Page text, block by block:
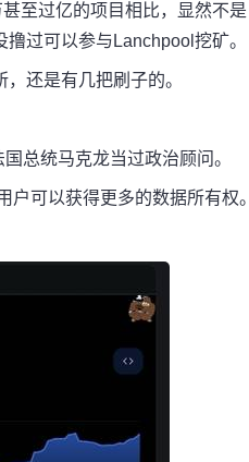
至过亿的项目相比，显然不是
过可以参与Lanchpool挖矿。
还是有几把刷子的。
总统马克龙当过政治顾问。
可以获得更多的数据所有权。